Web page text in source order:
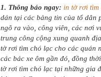
1. Thông báo ngay: in tờ rơi tìm
dán tại các bảng tin của tổ dân
ngõ ra vào, công viên, các nơi
trung công cộng xung quanh
tờ rơi tìm chó lạc cho các quán
các bác xe ôm gần đó, đồng
tờ rơi tìm chó lạc tại những gia